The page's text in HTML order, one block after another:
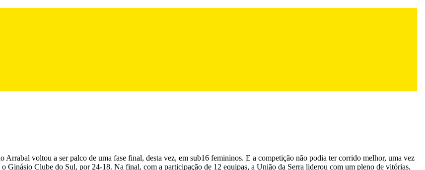
voltou a ser palco de uma fase final, desta vez, em sub16 femininos. E a competição não podia ter corrido melhor, uma vez
Ginásio Clube do Sul, por 24-18. Na final, com a participação de 12 equipas, a União da Serra liderou com um pleno de vitórias,